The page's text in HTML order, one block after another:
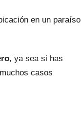
en un paraíso
, ya sea si has
casos